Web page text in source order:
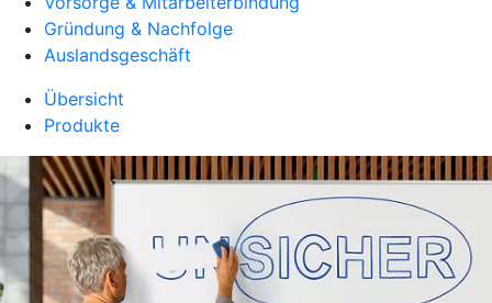
Gründung & Nachfolge
Auslandsgeschäft
Übersicht
Produkte